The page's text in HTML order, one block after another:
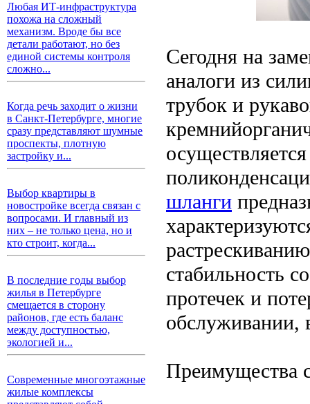
Любая ИТ-инфраструктура
похожа на сложный
механизм. Вроде бы все
детали работают, но без
единой системы контроля
сложно...
Когда речь заходит о жизни
в Санкт-Петербурге, многие
сразу представляют шумные
проспекты, плотную
застройку и...
Выбор квартиры в
новостройке всегда связан с
вопросами. И главный из
них – не только цена, но и
кто строит, когда...
В последние годы выбор
жилья в Петербурге
смещается в сторону
районов, где есть баланс
между доступностью,
экологией и...
Современные многоэтажные
жилые комплексы
Сегодня на
аналоги из
трубок и
шланги
стабильность
протечек и
обслуживании,
Преимущества